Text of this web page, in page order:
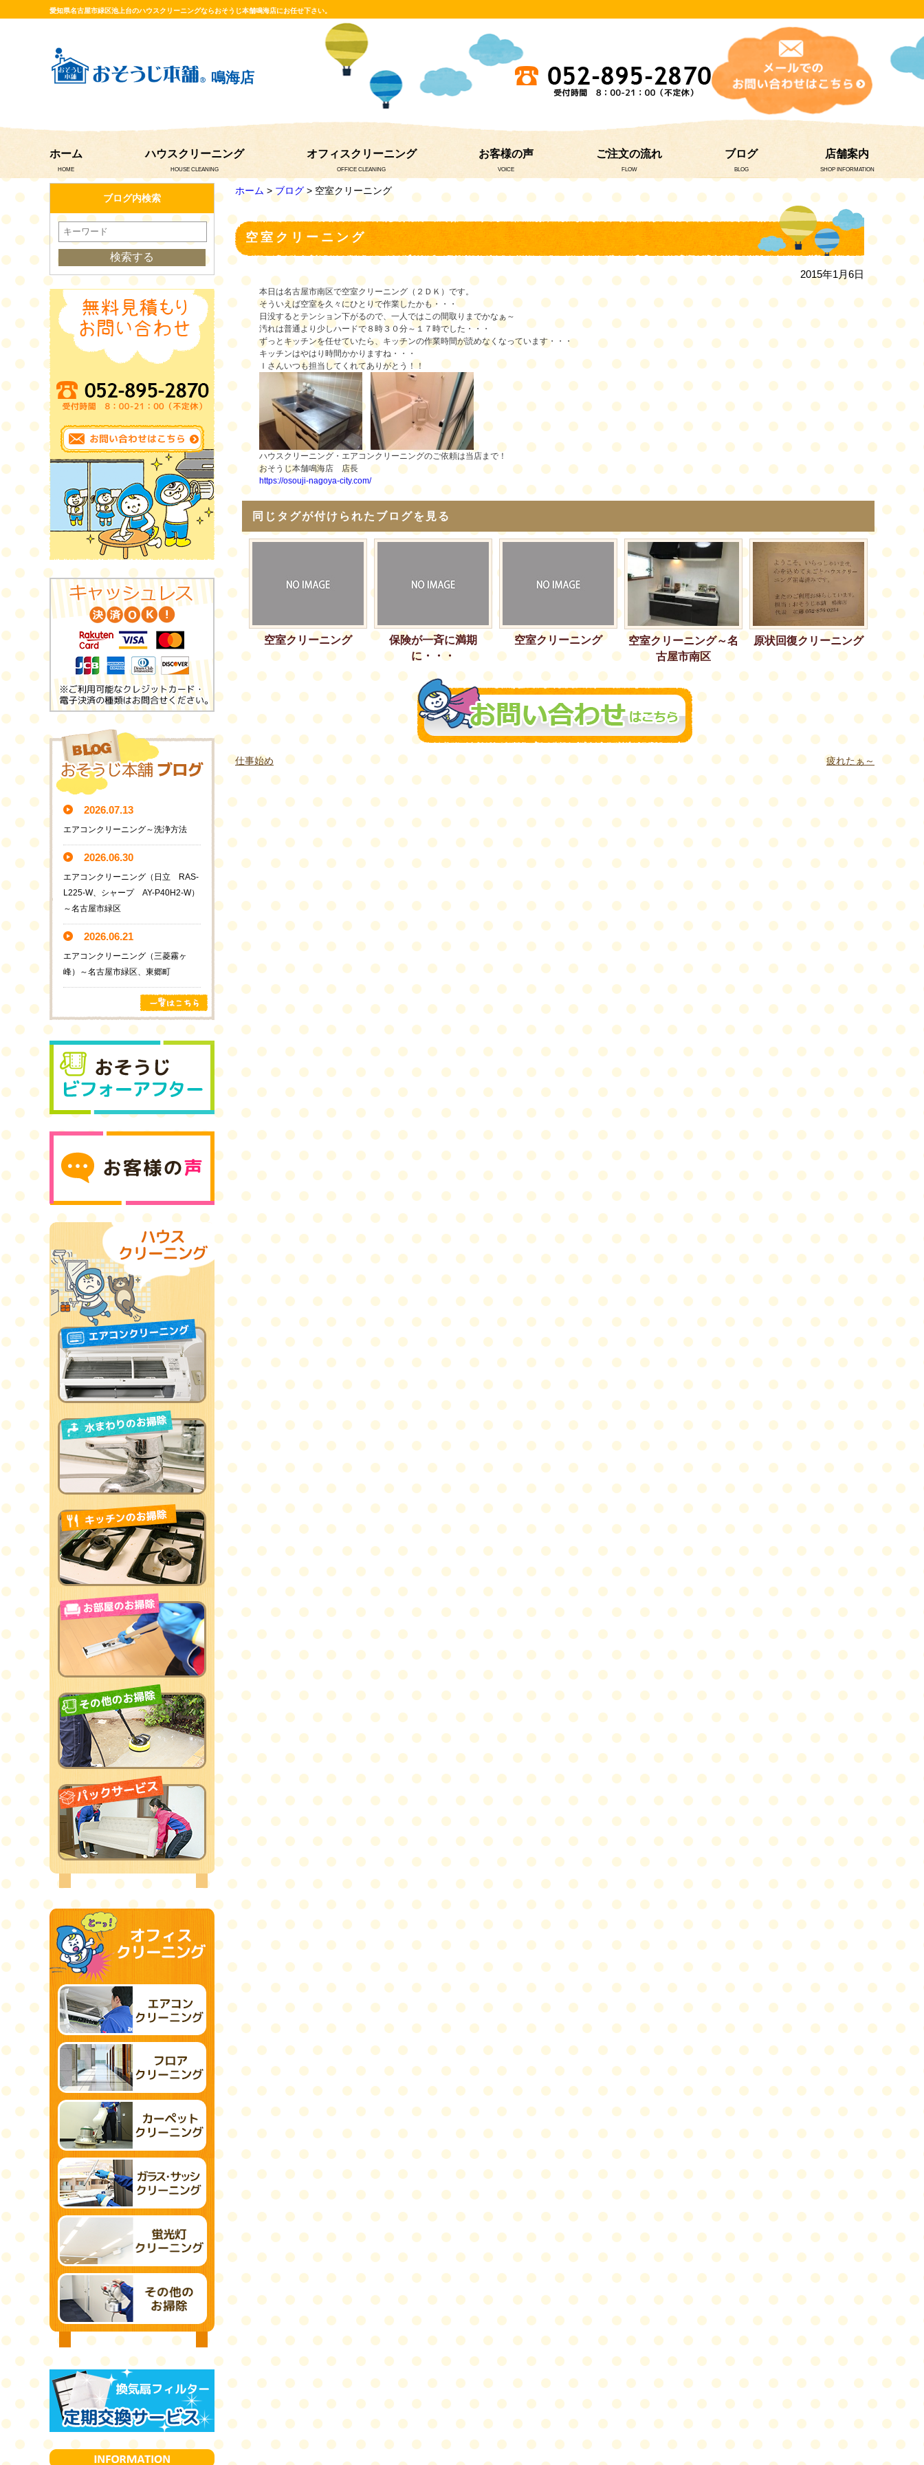
愛知県名古屋市緑区池上台のハウスクリーニングならおそうじ本舗鳴海店にお任せ下さい。
鳴海店
ホーム
HOME
ハウスクリーニング
HOUSE CLEANING
オフィスクリーニング
OFFICE CLEANING
お客様の声
VOICE
ご注文の流れ
FLOW
ブログ
BLOG
店舗案内
SHOP INFORMATION
ホーム >ブログ> 空室クリーニング
空室クリーニング
2015年1月6日
本日は名古屋市南区で空室クリーニング（２ＤＫ）です。
そういえば空室を久々にひとりで作業したかも・・・
日没するとテンション下がるので、一人ではこの間取りまでかなぁ～
汚れは普通より少しハードで８時３０分～１７時でした・・・
ずっとキッチンを任せていたら、キッチンの作業時間が読めなくなっています・・・
キッチンはやはり時間かかりますね・・・
Ｉさんいつも担当してくれてありがとう！！
ハウスクリーニング・エアコンクリーニングのご依頼は当店まで！
おそうじ本舗鳴海店 店長
https://osouji-nagoya-city.com/
同じタグが付けられたブログを見る
空室クリーニング
保険が一斉に満期
に・・・
空室クリーニング
空室クリーニング～名
古屋市南区
原状回復クリーニング
仕事始め 疲れたぁ～
ブログ内検索
2026.07.13
エアコンクリーニング～洗浄方法
2026.06.30
エアコンクリーニング（日立 RAS-
L225-W、シャープ AY-P40H2-W）
～名古屋市緑区
2026.06.21
エアコンクリーニング（三菱霧ヶ
峰）～名古屋市緑区、東郷町